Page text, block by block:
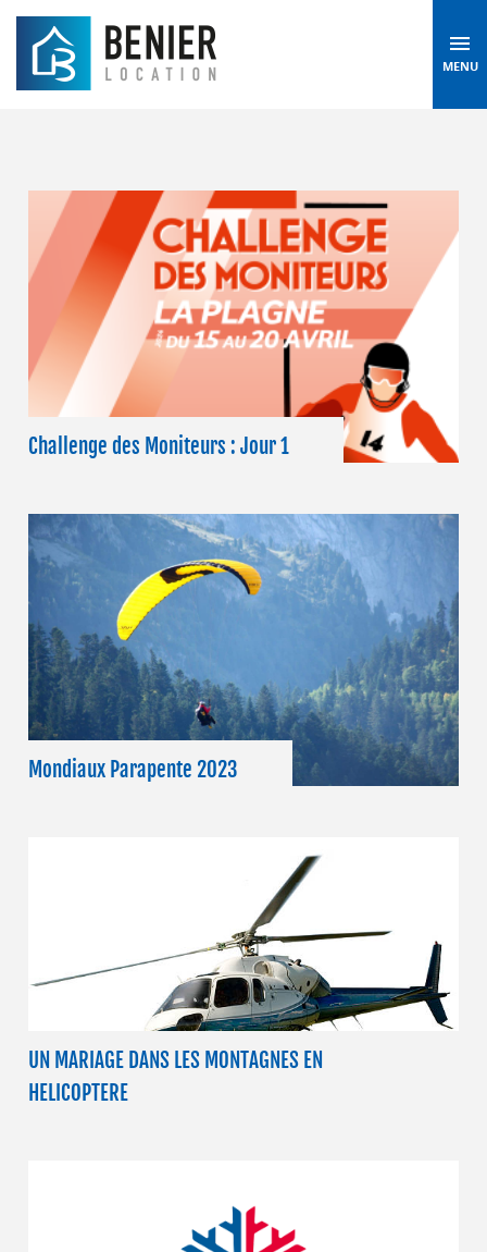
MENU
Challenge des Moniteurs : Jour 1
Mondiaux Parapente 2023
UN MARIAGE DANS LES MONTAGNES EN
HELICOPTERE